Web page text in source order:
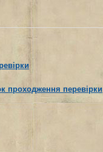
проходження перевірки